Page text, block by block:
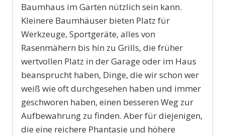
Baumhaus im Garten nützlich sein kann.
Kleinere Baumhäuser bieten Platz für
Werkzeuge, Sportgeräte, alles von
Rasenmähern bis hin zu Grills, die früher
wertvollen Platz in der Garage oder im Haus
beansprucht haben, Dinge, die wir schon wer
weiß wie oft durchgesehen haben und immer
geschworen haben, einen besseren Weg zur
Aufbewahrung zu finden. Aber für diejenigen,
die eine reichere Phantasie und höhere